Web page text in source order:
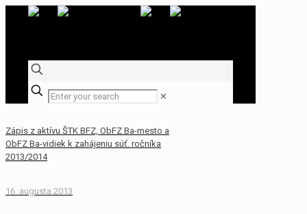
✕
Zápis z aktívu ŠTK BFZ, ObFZ Ba-mesto a
ObFZ Ba-vidiek k zahájeniu súť. ročníka
2013/2014
16. augusta 2013